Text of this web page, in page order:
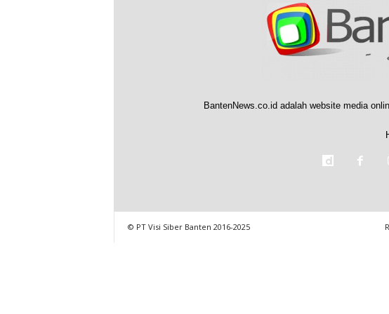
BantenNews.co.id adalah website media
© PT Visi Siber Banten 2016-2025